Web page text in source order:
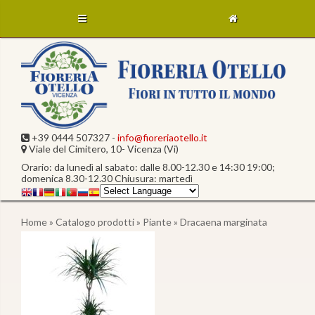
+39 0444 507327 - info@fioreriaotello.it
Viale del Cimitero, 10- Vicenza (Vi)
Orario: da lunedì al sabato: dalle 8.00-12.30 e 14:30 19:00;
domenica 8.30-12.30 Chiusura: martedì
Home» Catalogo prodotti» Piante» Dracaena marginata